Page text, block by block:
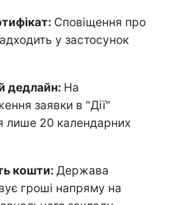
Сповіщення про
у застосунок
дедлайн: На
заявки в "Дії"
лише 20 календарних
кошти: Держава
гроші напряму на